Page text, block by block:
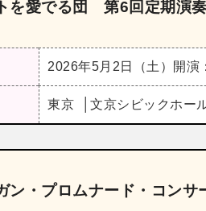
を愛でる団 第6回定期演
2026年5月2日（土） 開演
東京 文京シビックホー
ン・プロムナード・コン